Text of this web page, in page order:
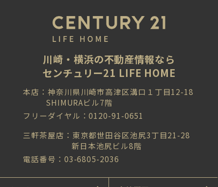
川崎・横浜の不動産情報なら
センチュリー21 LIFE HOME
本店：神奈川県川崎市高津区溝口１丁目12-18
SHIMURAビル7階
フリーダイヤル：0120-91-0651
三軒茶屋店：東京都世田谷区池尻3丁目21-28
新日本池尻ビル8階
電話番号：03-6805-2036